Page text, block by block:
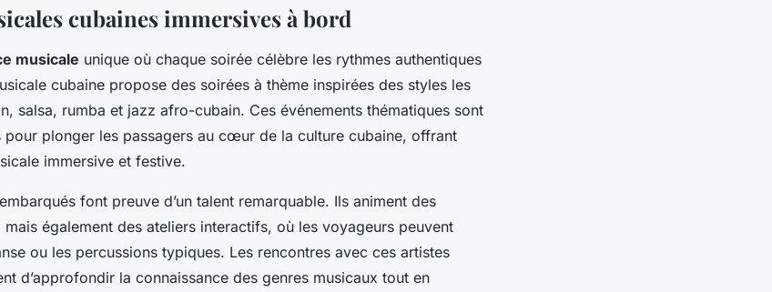
cubaines immersives à bord
musicale unique où chaque soirée célèbre les rythmes authentiques
cubaine propose des soirées à thème inspirées des styles les
salsa, rumba et jazz afro-cubain. Ces événements thématiques sont
pour plonger les passagers au cœur de la culture cubaine, offrant
immersive et festive.
embarqués font preuve d’un talent remarquable. Ils animent des
également des ateliers interactifs, où les voyageurs peuvent
ou les percussions typiques. Les rencontres avec ces artistes
d’approfondir la connaissance des genres musicaux tout en